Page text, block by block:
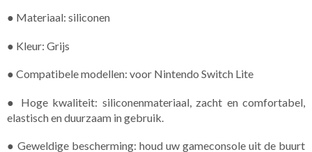
● Materiaal: siliconen
● Kleur: Grijs
● Compatibele modellen: voor Nintendo Switch Lite
● Hoge kwaliteit: siliconenmateriaal, zacht en comfortabel,
elastisch en duurzaam in gebruik.
● Geweldige bescherming: houd uw gameconsole uit de buurt